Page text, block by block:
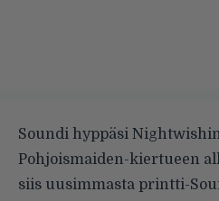
Soundi hyppäsi
Pohjoismaiden-kiertueen
siis uusimmasta printti-